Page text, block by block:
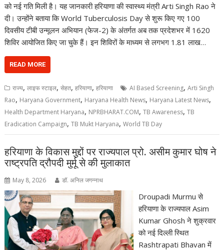
को नई गति मिली है। यह जानकारी हरियाणा की स्वास्थ्य मंत्री Arti Singh Rao ने
दी। उन्होंने बताया कि World Tuberculosis Day से शुरू किए गए 100
दिवसीय टीबी उन्मूलन अभियान (फेज-2) के अंतर्गत अब तक प्रदेशभर में 1620
शिविर आयोजित किए जा चुके हैं। इन शिविरों के माध्यम से लगभग 1.81 लाख…
READ MORE
राज्य,लाइफ स्टाइल,सेहत,हरियाणा,हरियाणा AI Based Screening,Arti Singh
Rao, Haryana Government, Haryana Health News, Haryana Latest News,
Health Department Haryana, NPRBHARAT.COM,TB Awareness,TB
Eradication Campaign,TB Mukt Haryana,World TB Day
हरियाणा के विकास मुद्दों पर राज्यपाल प्रो. असीम कुमार घोष ने
राष्ट्रपति द्रौपदी मुर्मू से की मुलाकात
May 8, 2026 डॉ. अनिल जगन्नाथ
Droupadi Murmu से
हरियाणा के राज्यपाल Asim
Kumar Ghosh ने शुक्रवार
को नई दिल्ली स्थित
Rashtrapati Bhavan में